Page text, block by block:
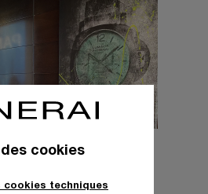
cookies
cookies techniques